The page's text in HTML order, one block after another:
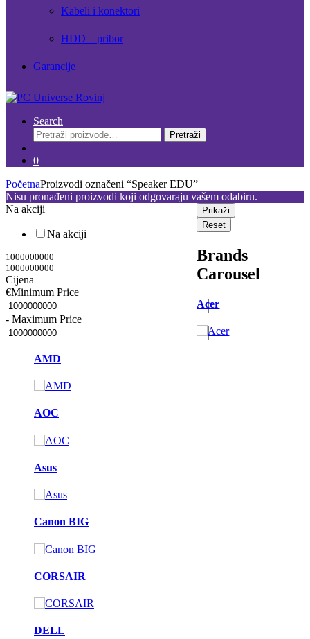
Kabeli i konektori
HDD – pribor
Garancije
Search
Pretraži:
Pretraži
0
PočetnaProizvodi označeni “Speaker EDU”
Nisu pronađeni proizvodi koji odgovaraju vašem odabiru.
Na akciji
Na akciji
1000000000
1000000000
Cijena
€Minimum Price
- Maximum Price
Prikaži
Reset
Brands
Carousel
Acer
AMD
AOC
Asus
Canon BIG
CORSAIR
DELL